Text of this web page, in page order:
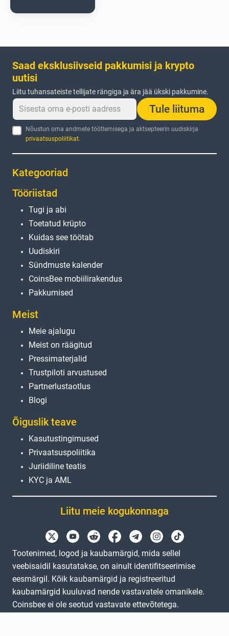
Saad eksklusiivseid pakkumisi ja krypto
uutisi
Liitu tuhansateiste tellijate rängiga ja ära jää ükski pakkumine.
Tule liituma
Nõustun oma andmete töötlemisega ja aktsepteerin uudiskirja
privaatsuspoliitikat.
Kategooriad
Tööriistad
Tugi ja abi
Toetatud krüpto
Kuidas see töötab
Uudiskiri
Sündmuste kalender
CoinsBee mobiilirakendus
Pakkumised
Meist
Meie ajalugu
Meist on räägitud
Pressimaterjalid
Trustpiloti arvustused
Partnerlustaotlus
Blogi
Õiguslik teave
Kasutustingimused
Privaatsuspoliitika
Juriidiline teatis
KYC ja AML
Liitu meie kogukonnaga
Tootenimed, logod ja kaubamärgid, mida sellel
veebisaidil kasutatakse, on ainult identifitseerimise
eesmärgil. Kõik kaubamärgid ja registreeritud
kaubamärgid kuuluvad nende vastavatele omanikele.
Coinsbee ei ole seotud vastavate ettevõtetega.